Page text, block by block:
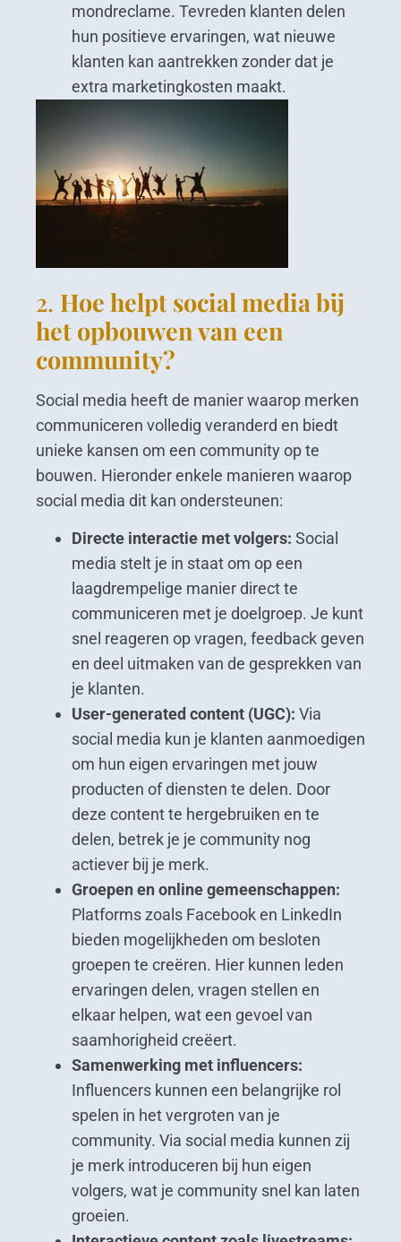
mondreclame. Tevreden klanten delen
hun positieve ervaringen, wat nieuwe
klanten kan aantrekken zonder dat je
extra marketingkosten maakt.
2. Hoe helpt social media bij
het opbouwen van een
community?
Social media heeft de manier waarop merken
communiceren volledig veranderd en biedt
unieke kansen om een community op te
bouwen. Hieronder enkele manieren waarop
social media dit kan ondersteunen:
Directe interactie met volgers: Social
media stelt je in staat om op een
laagdrempelige manier direct te
communiceren met je doelgroep. Je kunt
snel reageren op vragen, feedback geven
en deel uitmaken van de gesprekken van
je klanten.
User-generated content (UGC): Via
social media kun je klanten aanmoedigen
om hun eigen ervaringen met jouw
producten of diensten te delen. Door
deze content te hergebruiken en te
delen, betrek je je community nog
actiever bij je merk.
Groepen en online gemeenschappen:
Platforms zoals Facebook en LinkedIn
bieden mogelijkheden om besloten
groepen te creëren. Hier kunnen leden
ervaringen delen, vragen stellen en
elkaar helpen, wat een gevoel van
saamhorigheid creëert.
Samenwerking met influencers:
Influencers kunnen een belangrijke rol
spelen in het vergroten van je
community. Via social media kunnen zij
je merk introduceren bij hun eigen
volgers, wat je community snel kan laten
groeien.